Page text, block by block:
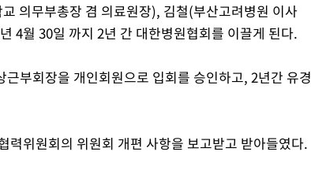
의무부총장 겸 의료원장), 김철(부산고려병원 이사
4월 30일 까지 2년 간 대한병원협회를 이끌게 된다.
부회장을 개인회원으로 입회를 승인하고, 2년간 유경
력위원회의 위원회 개편 사항을 보고받고 받아들였다.